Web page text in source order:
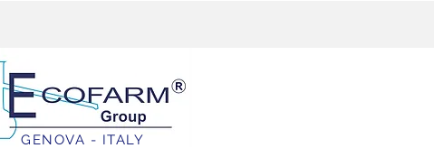
GENOVA - ITALY